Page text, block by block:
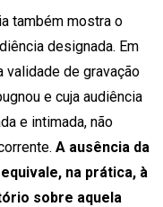
também mostra o
designada. Em
validade de gravação
e cuja audiência
e intimada, não
A ausência da
na prática, à
sobre aquela